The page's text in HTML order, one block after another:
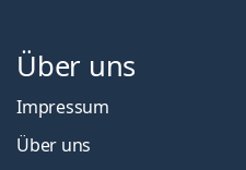
Über uns
Impressum
Über uns